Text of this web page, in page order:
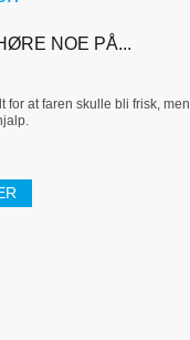
NOE PÅ...
for at faren skulle bli frisk, men